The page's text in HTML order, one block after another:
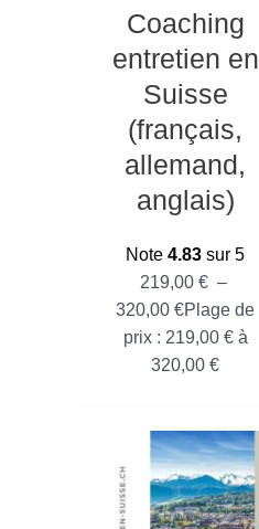
Coaching
entretien en
Suisse
(français,
allemand,
anglais)
Note4.83 sur 5
219,00 € –
320,00€Plage de
prix : 219,00 € à
320,00 €